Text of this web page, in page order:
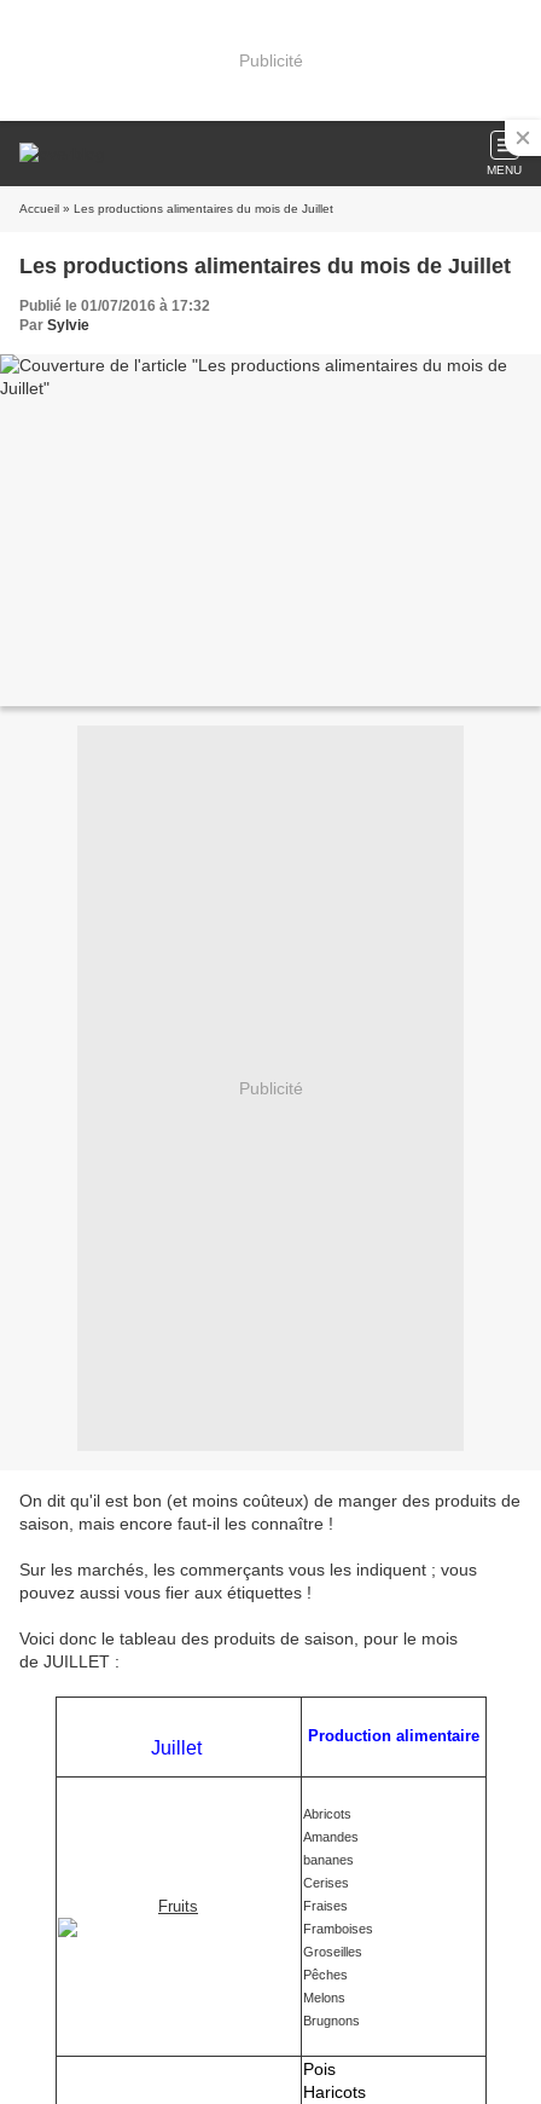
Publicité
MENU
Accueil » Les productions alimentaires du mois de Juillet
Les productions alimentaires du mois de Juillet
Publié le 01/07/2016 à 17:32
Par Sylvie
Publicité
On dit qu'il est bon (et moins coûteux) de manger des produits de
saison, mais encore faut-il les connaître !
Sur les marchés, les commerçants vous les indiquent ; vous
pouvez aussi vous fier aux étiquettes !
Voici donc le tableau des produits de saison, pour le mois
de JUILLET :
Juillet
Production alimentaire
Fruits
Abricots
Amandes
bananes
Cerises
Fraises
Framboises
Groseilles
Pêches
Melons
Brugnons
Pois
Haricots